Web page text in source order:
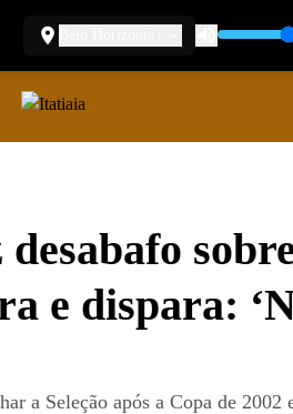
e dispara:
a Seleção após a Copa de 2002